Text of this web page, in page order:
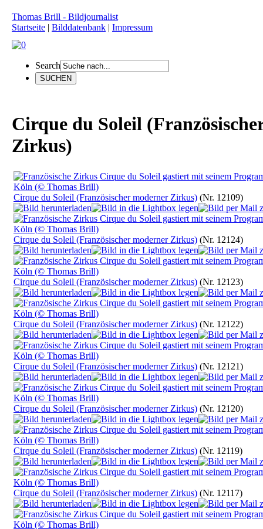
Thomas Brill - Bildjournalist
Startseite | Bilddatenbank | Impressum
Search
Cirque du Soleil
Zirkus)
Cirque du Soleil (Französischer moderner Zirkus) (Nr. 12109)
Cirque du Soleil (Französischer moderner Zirkus) (Nr. 12124)
Cirque du Soleil (Französischer moderner Zirkus) (Nr. 12123)
Cirque du Soleil (Französischer moderner Zirkus) (Nr. 12122)
Cirque du Soleil (Französischer moderner Zirkus) (Nr. 12121)
Cirque du Soleil (Französischer moderner Zirkus) (Nr. 12120)
Cirque du Soleil (Französischer moderner Zirkus) (Nr. 12119)
Cirque du Soleil (Französischer moderner Zirkus) (Nr. 12117)